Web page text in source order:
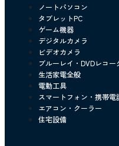
ノートパソコン
タブレットPC
ゲーム機器
デジタルカメラ
ビデオカメラ
ブルーレイ・DVDレコー
生活家電全般
電動工具
スマートフォン・携帯電
エアコン・クーラー
住宅設備